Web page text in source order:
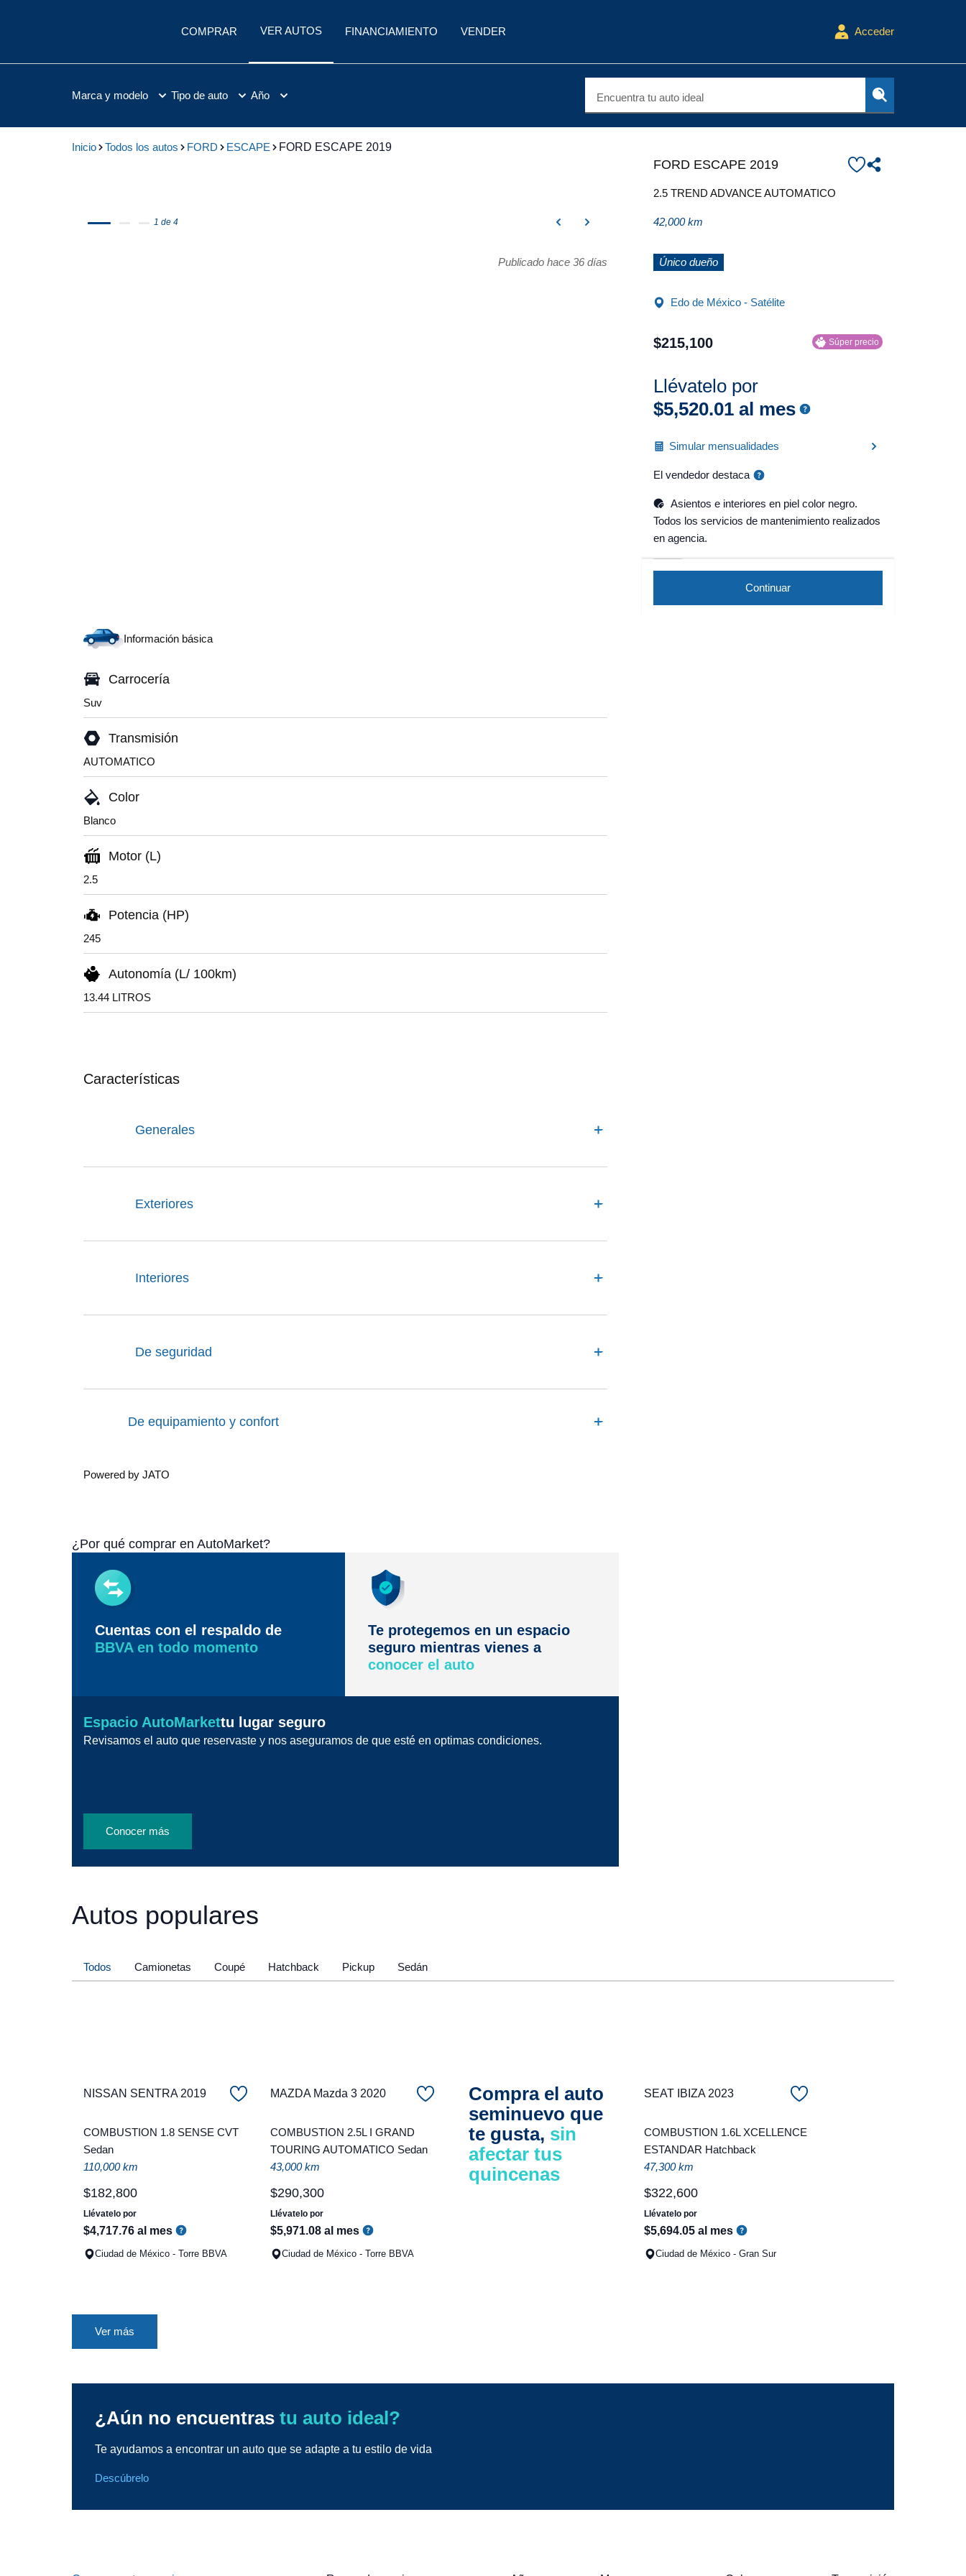
COMPRAR VER AUTOS FINANCIAMIENTO VENDER Acceder
Marca y modelo Tipo de auto Año Encuentra tu auto ideal
Inicio Todos los autos FORD ESCAPE FORD ESCAPE 2019
1 de 4
Publicado hace 36 días
FORD ESCAPE 2019
2.5 TREND ADVANCE AUTOMATICO
42,000 km
Único dueño
Edo de México - Satélite
$215,100 Súper precio
Llévatelo por
$5,520.01al mes
Simular mensualidades
El vendedor destaca
Asientos e interiores en piel color negro.
Todos los servicios de mantenimiento realizados
en agencia.
Continuar
Información básica
Carrocería
Suv
Transmisión
AUTOMATICO
Color
Blanco
Motor (L)
2.5
Potencia (HP)
245
Autonomía (L/ 100km)
13.44 LITROS
Características
Generales
Exteriores
Interiores
De seguridad
De equipamiento y confort
Powered by JATO
¿Por qué comprar en AutoMarket?
Cuentas con el respaldo de
BBVA en todo momento
Te protegemos en un espacio
seguro mientras vienes a
conocer el auto
Espacio AutoMarkettu lugar seguro
Revisamos el auto que reservaste y nos aseguramos de que esté en optimas condiciones.
Conocer más
Autos populares
Todos Camionetas Coupé Hatchback Pickup Sedán
NISSAN SENTRA 2019
COMBUSTION 1.8 SENSE CVT
Sedan
110,000 km
$182,800
Llévatelo por
$4,717.76 al mes
Ciudad de México - Torre BBVA
MAZDA Mazda 3 2020
COMBUSTION 2.5L I GRAND
TOURING AUTOMATICO Sedan
43,000 km
$290,300
Llévatelo por
$5,971.08 al mes
Ciudad de México - Torre BBVA
Compra el auto
seminuevo que
te gusta, sin
afectar tus
quincenas
SEAT IBIZA 2023
COMBUSTION 1.6L XCELLENCE
ESTANDAR Hatchback
47,300 km
$322,600
Llévatelo por
$5,694.05 al mes
Ciudad de México - Gran Sur
Ver más
¿Aún no encuentras tu auto ideal?
Te ayudamos a encontrar un auto que se adapte a tu estilo de vida
Descúbrelo